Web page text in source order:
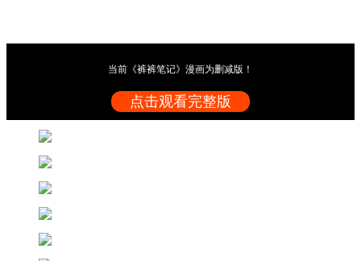
当前《裤裤笔记》漫画为删减版！
点击观看完整版